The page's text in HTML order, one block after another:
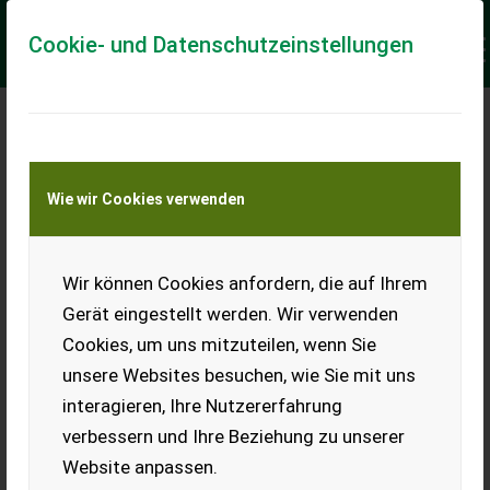
Cookie- und Datenschutzeinstellungen
Wie wir Cookies verwenden
Wir können Cookies anfordern, die auf Ihrem
Gerät eingestellt werden. Wir verwenden
Cookies, um uns mitzuteilen, wenn Sie
unsere Websites besuchen, wie Sie mit uns
interagieren, Ihre Nutzererfahrung
verbessern und Ihre Beziehung zu unserer
Website anpassen.
Meine Transportkostenanfrage
Transport von Land- und Baumaschinen –
KEINE Tiertransporte
Ladeort
Ort